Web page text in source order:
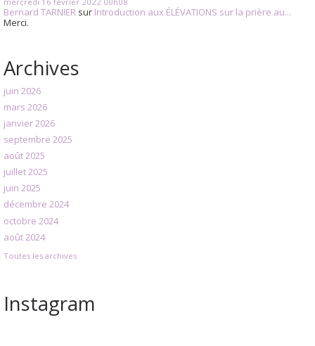
Bernard TARNIER sur Introduction aux ÉLÉVATIONS sur la prière au...
Merci.
Archives
juin 2026
mars 2026
janvier 2026
septembre 2025
août 2025
juillet 2025
juin 2025
décembre 2024
octobre 2024
août 2024
Toutes les archives
Instagram